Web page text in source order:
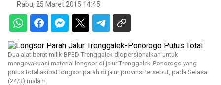
Rabu, 25 Maret 2015 14:45
Dua alat berat milik BPBD Trenggalek diopersionalkan untuk
mengevakuasi material longsor di jalur Trenggalek-Ponorogo yang
putus total akibat longsor parah di jalur provinsi tersebut, pada Selasa
(24/3) malam.